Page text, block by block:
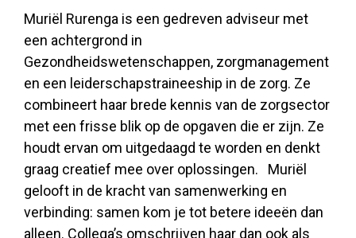
Muriël Rurenga is een gedreven adviseur met
een achtergrond in
Gezondheidswetenschappen, zorgmanagement
en een leiderschapstraineeship in de zorg. Ze
combineert haar brede kennis van de zorgsector
met een frisse blik op de opgaven die er zijn. Ze
houdt ervan om uitgedaagd te worden en denkt
graag creatief mee over oplossingen. Muriël
gelooft in de kracht van samenwerking en
verbinding: samen kom je tot betere ideeën dan
alleen. Collega’s omschrijven haar dan ook als